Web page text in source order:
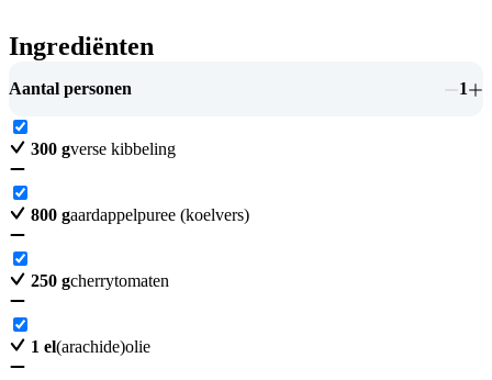
Ingrediënten
Aantal personen 1
300 gverse kibbeling
800 gaardappelpuree (koelvers)
250 gcherrytomaten
1 el(arachide)olie